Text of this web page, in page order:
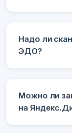
Надо ли
ЭДО?
Можно ли
на